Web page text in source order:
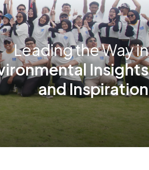
Leading the Way in
Insights
and Inspiration